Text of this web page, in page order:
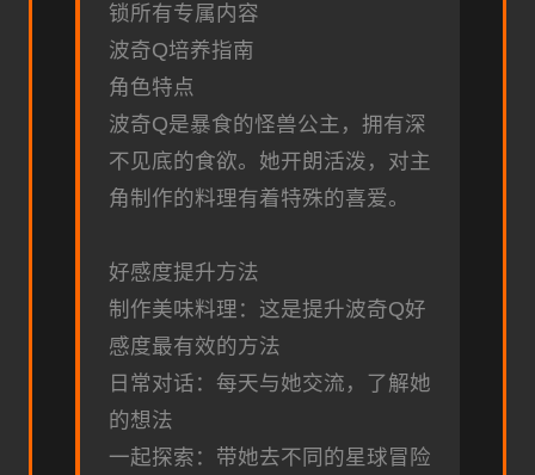
锁所有专属内容
波奇Q培养指南
角色特点
波奇Q是暴食的怪兽公主，拥有深
不见底的食欲。她开朗活泼，对主
角制作的料理有着特殊的喜爱。
好感度提升方法
制作美味料理：这是提升波奇Q好
感度最有效的方法
日常对话：每天与她交流，了解她
的想法
一起探索：带她去不同的星球冒险